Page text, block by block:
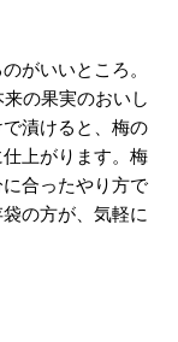
がいいところ。
の果実のおいし
漬けると、梅の
上がります。梅
合ったやり方で
の方が、気軽に